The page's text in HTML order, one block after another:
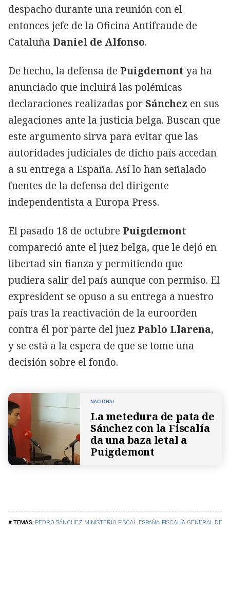
PEDRO SÁNCHEZ MINISTERIO FISCAL ESPAÑA FISCALÍA GENERAL DEL
despacho durante una reunión con el
entonces jefe de la Oficina Antifraude de
Cataluña Daniel de Alfonso.
De hecho, la defensa de Puigdemont ya ha
anunciado que incluirá las polémicas
declaraciones realizadas porSánchez en sus
alegaciones ante la justicia belga. Buscan que
este argumento sirva para evitar que las
autoridades judiciales de dicho país accedan
a su entrega a España. Así lo han señalado
fuentes de la defensa del dirigente
independentista a Europa Press.
El pasado 18 de octubre Puigdemont
compareció ante el juez belga, que le dejó en
libertad sin fianza y permitiendo que
pudiera salir del país aunque con permiso. El
expresident se opuso a su entrega a nuestro
país tras la reactivación de la euroorden
contra él por parte del juez Pablo Llarena,
y se está a la espera de que se tome una
decisión sobre el fondo.
NACIONAL
La metedura de pata de
Sánchez con la Fiscalía
da una baza letal a
Puigdemont